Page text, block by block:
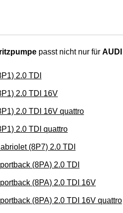
passt nicht nur für
2.0 TDI
2.0 TDI 16V
2.0 TDI 16V quattro
2.0 TDI quattro
(8P7) 2.0 TDI
(8PA) 2.0 TDI
(8PA) 2.0 TDI 16V
(8PA) 2.0 TDI 16V quattro